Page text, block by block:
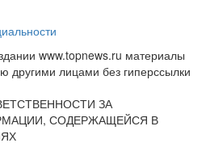
www.topnews.ru материалы
другими лицами без гиперссылки
ЗА
СОДЕРЖАЩЕЙСЯ В